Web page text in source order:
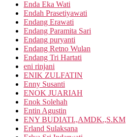
Enda Eka Wati
Endah Prasetiyawati
Endang Erawati
Endang Paramita Sari
Endang puryanti
Endang Retno Wulan
Endang Tri Hartati
eni rinjani
ENIK ZULFATIN
Enny Susanti
ENOK JUARIAH
Enok Solehah
Entin Agustin
ENY BUDIATI.,AMDK.,S.KM
Erland Sulaksana